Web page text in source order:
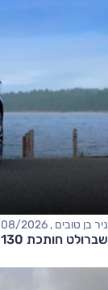
ניר בן טובים , 05/08/2026
שברולט חותכת 130 אלף שקל ממחיר הטאהו